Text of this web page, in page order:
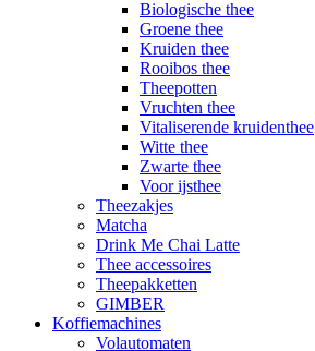
Biologische thee
Groene thee
Kruiden thee
Rooibos thee
Theepotten
Vruchten thee
Vitaliserende kruidenthee
Witte thee
Zwarte thee
Voor ijsthee
Theezakjes
Matcha
Drink Me Chai Latte
Thee accessoires
Theepakketten
GIMBER
Koffiemachines
Volautomaten